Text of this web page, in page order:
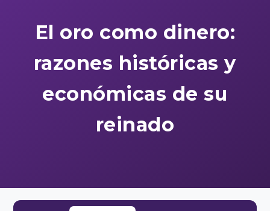
El oro como dinero:
razones históricas y
económicas de su
reinado